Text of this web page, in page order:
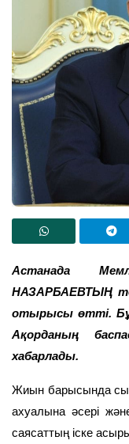
Астанада
НАЗАРБАЕВТЫҢ
отырысы өтті.
Ақорданың
хабарлады.
Жиын барысында
ахуалына әсері
саясаттың іске